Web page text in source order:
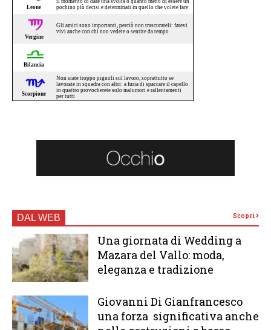
DAL WEB Scopri
Una giornata di Wedding a
Mazara del Vallo: moda,
eleganza e tradizione
Giovanni Di Gianfrancesco
una forza significativa anche